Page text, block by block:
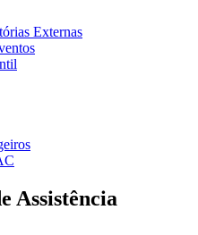
Externas
Assistência